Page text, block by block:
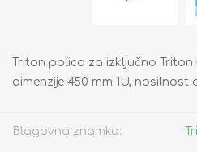
Triton polica za izključno
dimenzije 450 mm 1U, nosilnost
Blagovna znamka: